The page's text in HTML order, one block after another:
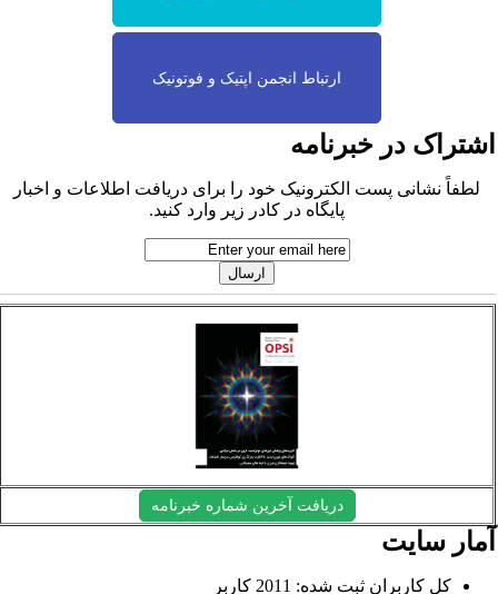
ارتباط انجمن اپتیک و فوتونیک
در خبرنامه
لطفاً نشانی پست الکترونیک خود را برای دریافت اطلاعات و اخبار
پایگاه در کادر زیر وارد کنید.
دریافت آخرین شماره خبرنامه
سایت
کل کاربران ثبت شده: 2011 کاربر